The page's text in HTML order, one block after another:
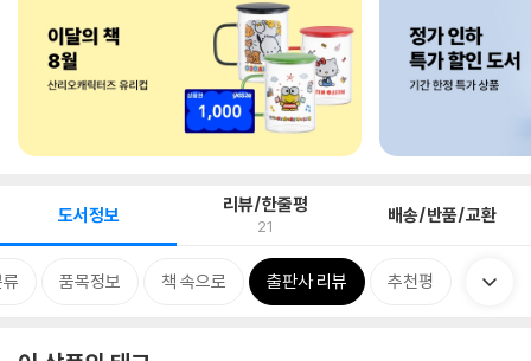
도서정보 리뷰/한줄평
21 배송/반품/교환
품목정보 책 속으로 출판사 리뷰 추천평